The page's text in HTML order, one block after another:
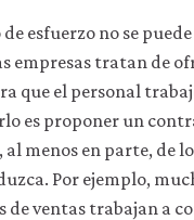
esfuerzo no se
empresas tratan de
que el personal
es proponer un
menos en parte, de
Por ejemplo,
de ventas trabajan a